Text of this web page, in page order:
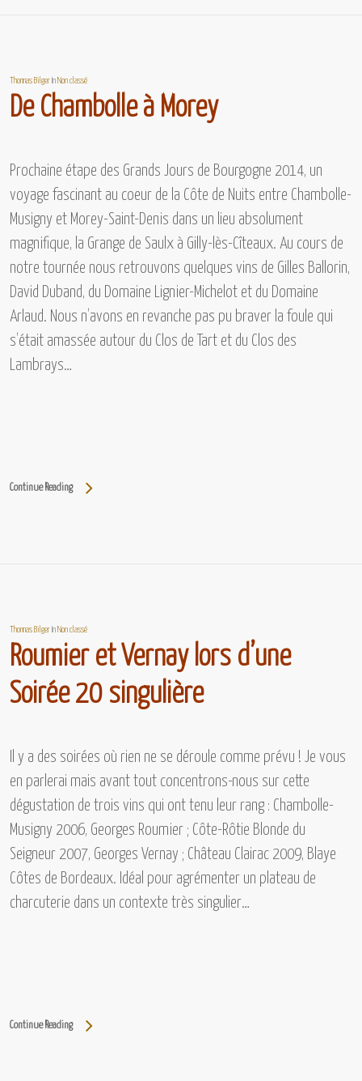
Thomas Bilger InNon classé
De Chambolle à Morey
Prochaine étape des Grands Jours de Bourgogne 2014, un
voyage fascinant au coeur de la Côte de Nuits entre Chambolle-
Musigny et Morey-Saint-Denis dans un lieu absolument
magnifique, la Grange de Saulx à Gilly-lès-Cîteaux. Au cours de
notre tournée nous retrouvons quelques vins de Gilles Ballorin,
David Duband, du Domaine Lignier-Michelot et du Domaine
Arlaud. Nous n’avons en revanche pas pu braver la foule qui
s’était amassée autour du Clos de Tart et du Clos des
Lambrays…
Continue Reading
Thomas Bilger InNon classé
Roumier et Vernay lors d’une
Soirée 20 singulière
Il y a des soirées où rien ne se déroule comme prévu ! Je vous
en parlerai mais avant tout concentrons-nous sur cette
dégustation de trois vins qui ont tenu leur rang : Chambolle-
Musigny 2006, Georges Roumier ; Côte-Rôtie Blonde du
Seigneur 2007, Georges Vernay ; Château Clairac 2009, Blaye
Côtes de Bordeaux. Idéal pour agrémenter un plateau de
charcuterie dans un contexte très singulier…
Continue Reading